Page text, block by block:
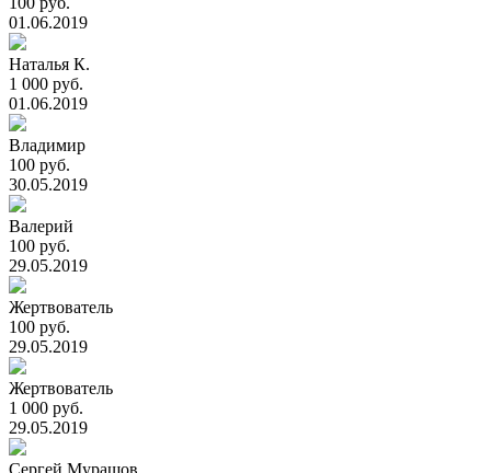
01.06.2019
Наталья К.
1 000 руб.
01.06.2019
Владимир
100 руб.
30.05.2019
Валерий
100 руб.
29.05.2019
Жертвователь
100 руб.
29.05.2019
Жертвователь
1 000 руб.
29.05.2019
Сергей Мурашов